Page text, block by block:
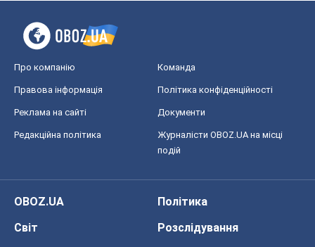
Про компанію Команда
Правова інформація Політика конфіденційності
Реклама на сайті Документи
Редакційна політика
Журналісти OBOZ.UA на місці
подій
OBOZ.UA
Політика
Світ
Розслідування